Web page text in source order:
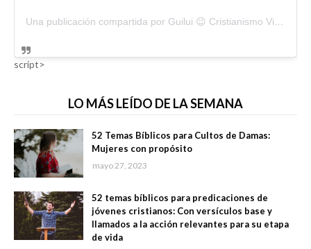
Una publicación compartida por Guilui 😉 Cristianismo Viral (@guiluiviral)
script>
LO MÁS LEÍDO DE LA SEMANA
52 Temas Bíblicos para Cultos de Damas:
Mujeres con propósito
mayo 27, 2023
52 temas bíblicos para predicaciones de
jóvenes cristianos: Con versículos base y
llamados a la acción relevantes para su etapa
de vida